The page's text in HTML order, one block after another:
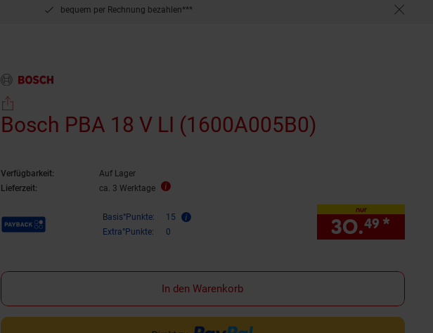
bequem per Rechnung bezahlen***
Bosch PBA 18 V LI (1600A005B0)
Verfügbarkeit:
Auf Lager
Lieferzeit:
ca. 3 Werktage
Payback Punkte Basis°Punkte:
15
Extra°Punkte:
0
nur
30.49 *
In den Warenkorb